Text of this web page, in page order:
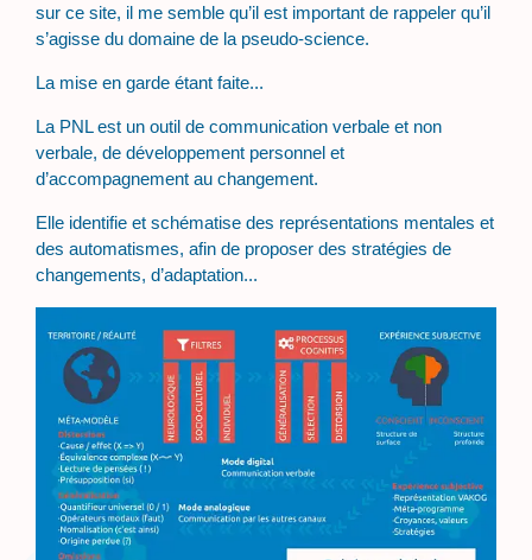
sur ce site, il me semble qu’il est important de rappeler qu’il
s’agisse du domaine de la pseudo-science.
La mise en garde étant faite...
La PNL est un outil de communication verbale et non
verbale, de développement personnel et
d’accompagnement au changement.
Elle identifie et schématise des représentations mentales et
des automatismes, afin de proposer des stratégies de
changements, d’adaptation...